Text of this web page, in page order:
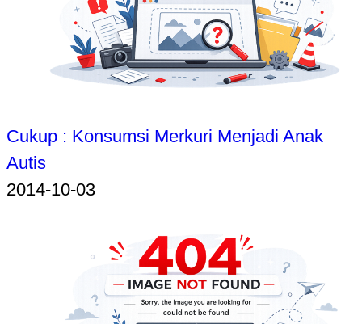
Cukup : Konsumsi Merkuri Menjadi Anak
Autis
2014-10-03